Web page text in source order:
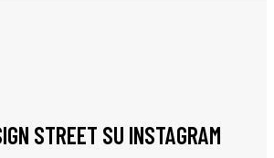
STREET SU INSTAGRAM